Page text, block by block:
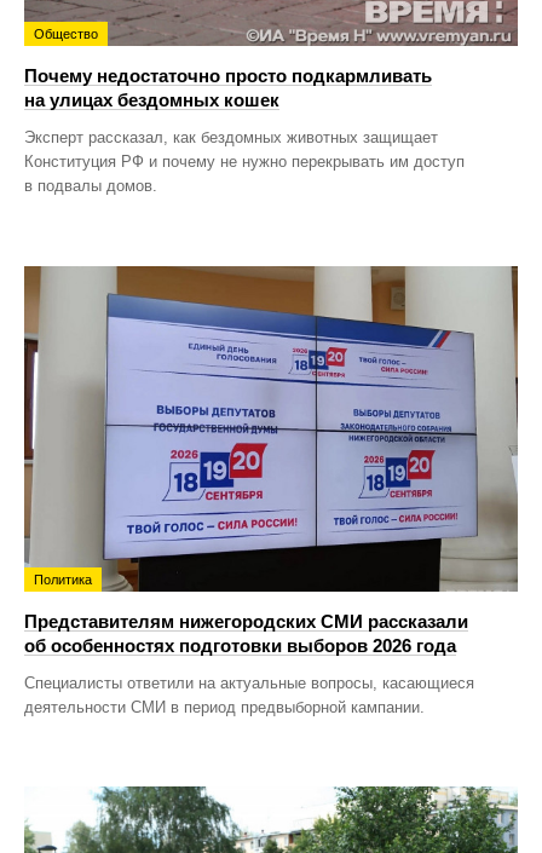
Общество
Почему недостаточно просто подкармливать
на улицах бездомных кошек
Эксперт рассказал, как бездомных животных защищает
Конституция РФ и почему не нужно перекрывать им доступ
в подвалы домов.
Политика
Представителям нижегородских СМИ рассказали
об особенностях подготовки выборов 2026 года
Специалисты ответили на актуальные вопросы, касающиеся
деятельности СМИ в период предвыборной кампании.